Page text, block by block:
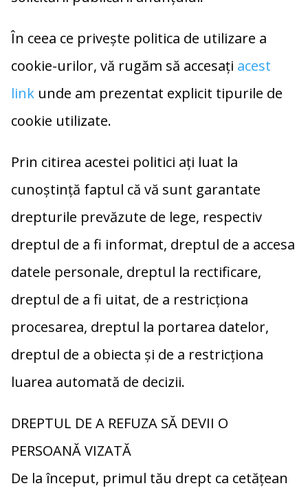
În ceea ce privește politica de utilizare a
cookie-urilor, vă rugăm să accesați acest
linkunde am prezentat explicit tipurile de
cookie utilizate.
Prin citirea acestei politici aţi luat la
cunoştinţă faptul că vă sunt garantate
drepturile prevăzute de lege, respectiv
dreptul de a fi informat, dreptul de a accesa
datele personale, dreptul la rectificare,
dreptul de a fi uitat, de a restricționa
procesarea, dreptul la portarea datelor,
dreptul de a obiecta și de a restricționa
luarea automată de decizii.
DREPTUL DE A REFUZA SĂ DEVII O
PERSOANĂ VIZATĂ
De la început, primul tău drept ca cetățean